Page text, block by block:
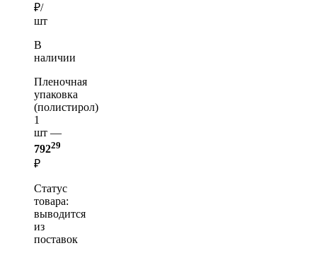
₽/
шт
В
наличии
Пленочная
упаковка
(полистирол)
1
шт —
79229
₽
Статус
товара:
выводится
из
поставок